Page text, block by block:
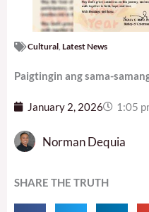
Cultural Latest News
Paigtingin ang sama-
January 2, 2026 1:05
Norman Dequia
SHARE THE TRUTH